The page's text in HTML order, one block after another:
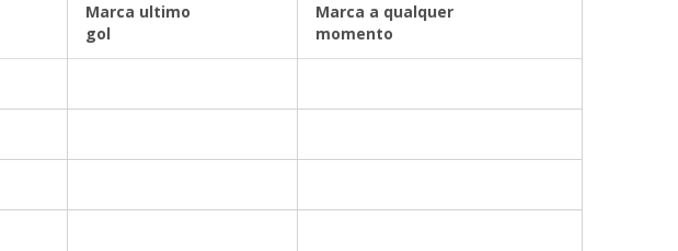
Marca ultimo
gol
Marca a qualquer
momento